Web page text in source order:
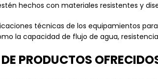
hechos con materiales resistentes y
técnicas de los equipamientos
la capacidad de flujo de agua,
PRODUCTOS